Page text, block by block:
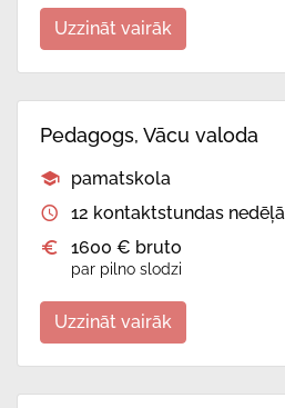
Uzzināt vairāk
Pedagogs, Vācu valoda
pamatskola
12 kontaktstundas nedēļā
1600 € bruto
par pilno slodzi
Uzzināt vairāk